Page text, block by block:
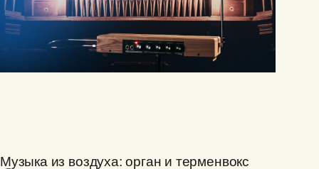
Музыка из воздуха: орган и терменвокс